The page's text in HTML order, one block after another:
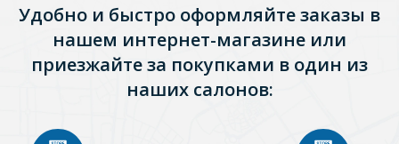
Удобно и быстро оформляйте заказы в
нашем интернет-магазине или
приезжайте за покупками в один из
наших салонов: